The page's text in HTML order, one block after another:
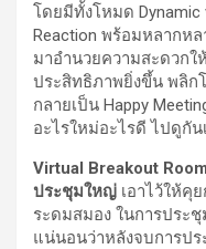
โดยมีทั้งโหมด Dynamic
Reaction พร้อมหลากห
มาอำนวยความสะดวก
ประสิทธิภาพยิ่งขึ้น พลิก
กลายเป็น Happy
อะไรใหม่อะไรดี ไปดูกัน
Virtual Breakout
ประชุมใหญ่ เอาไว้ให้คุ
ระดมสมอง ในการประ
แน่นอนว่าหลังจบการป